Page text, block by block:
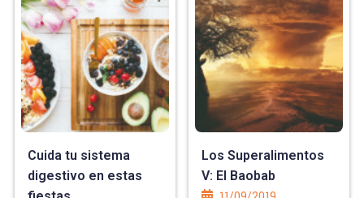
Cuida tu sistema
digestivo en estas
Los Superalimentos
V: El Baobab